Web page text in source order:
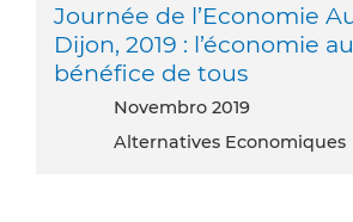
Journée de l’Economie
Dijon, 2019 : l’économie
bénéfice de tous
novembro 2019
Alternatives Economiques